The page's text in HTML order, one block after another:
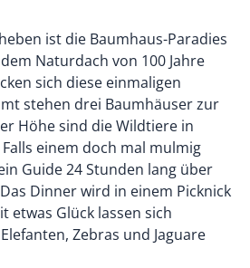
ist die Baumhaus-Paradies
Naturdach von 100 Jahre
sich diese einmaligen
stehen drei Baumhäuser zur
Höhe sind die Wildtiere in
einem doch mal mulmig
Guide 24 Stunden lang über
Dinner wird in einem Picknick
etwas Glück lassen sich
Zebras und Jaguare